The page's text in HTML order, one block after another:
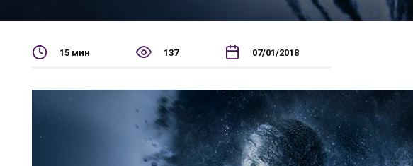
15 мин 137 07/01/2018